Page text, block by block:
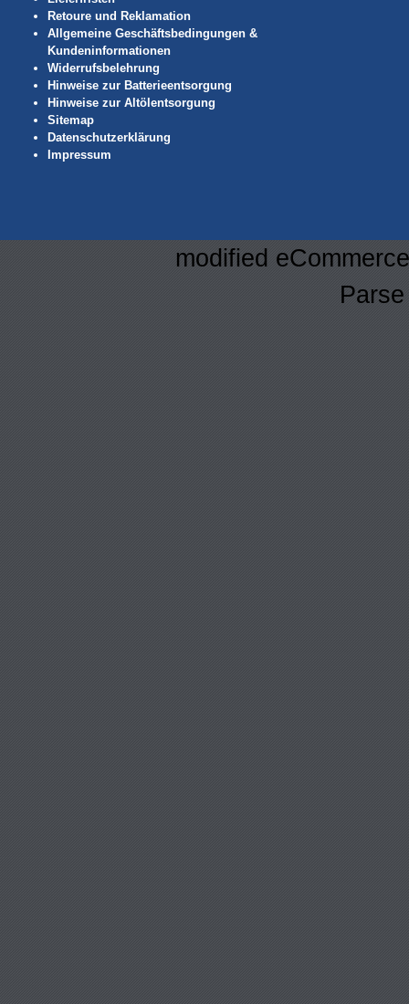
Retoure und Reklamation
Allgemeine Geschäftsbedingungen &
Kundeninformationen
Widerrufsbelehrung
Hinweise zur Batterieentsorgung
Hinweise zur Altölentsorgung
Sitemap
Datenschutzerklärung
Impressum
mod ified